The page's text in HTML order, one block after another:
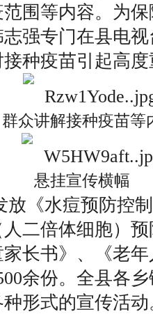
围等内容。为
强专门在县电
种疫苗引起高
众讲解接种疫苗等
悬挂宣传横幅
放《水痘预防控
二倍体细胞）
家长书》、《老
余份。全县各
形式的宣传活动